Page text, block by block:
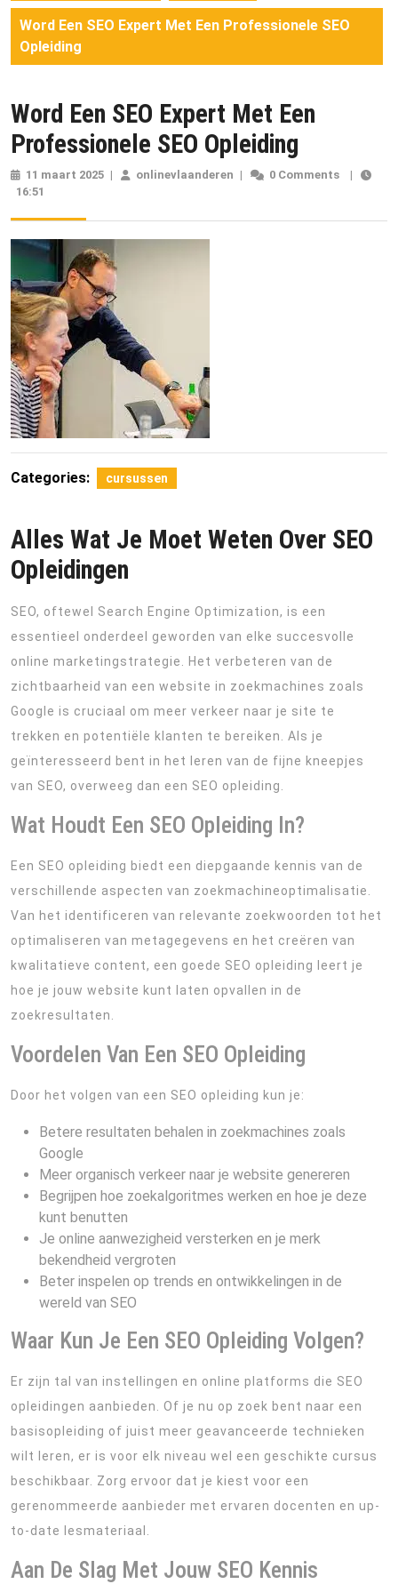
Word Een SEO Expert Met Een Professionele SEO
Opleiding
Word Een SEO Expert Met Een
Professionele SEO Opleiding
11 maart 2025 11
| onlinevlaanderen onlinevlaanderen
| 0 Comments
|
16:51
Categories: cursussen
Alles Wat Je Moet Weten Over SEO
Opleidingen
SEO, oftewel Search Engine Optimization, is een
essentieel onderdeel geworden van elke succesvolle
online marketingstrategie. Het verbeteren van de
zichtbaarheid van een website in zoekmachines zoals
Google is cruciaal om meer verkeer naar je site te
trekken en potentiële klanten te bereiken. Als je
geïnteresseerd bent in het leren van de fijne kneepjes
van SEO, overweeg dan een SEO opleiding.
Wat Houdt Een SEO Opleiding In?
Een SEO opleiding biedt een diepgaande kennis van de
verschillende aspecten van zoekmachineoptimalisatie.
Van het identificeren van relevante zoekwoorden tot het
optimaliseren van metagegevens en het creëren van
kwalitatieve content, een goede SEO opleiding leert je
hoe je jouw website kunt laten opvallen in de
zoekresultaten.
Voordelen Van Een SEO Opleiding
Door het volgen van een SEO opleiding kun je:
Betere resultaten behalen in zoekmachines zoals
Google
Meer organisch verkeer naar je website genereren
Begrijpen hoe zoekalgoritmes werken en hoe je deze
kunt benutten
Je online aanwezigheid versterken en je merk
bekendheid vergroten
Beter inspelen op trends en ontwikkelingen in de
wereld van SEO
Waar Kun Je Een SEO Opleiding Volgen?
Er zijn tal van instellingen en online platforms die SEO
opleidingen aanbieden. Of je nu op zoek bent naar een
basisopleiding of juist meer geavanceerde technieken
wilt leren, er is voor elk niveau wel een geschikte cursus
beschikbaar. Zorg ervoor dat je kiest voor een
gerenommeerde aanbieder met ervaren docenten en up-
to-date lesmateriaal.
Aan De Slag Met Jouw SEO Kennis